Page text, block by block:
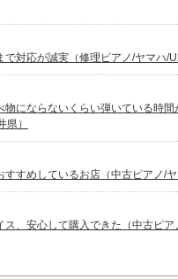
で対応が誠実（修理ピアノ/ヤマハ/
物にならないくらい弾いている時間
県）
すすめしているお店（中古ピアノ/ヤ
ス、安心して購入できた（中古ピア